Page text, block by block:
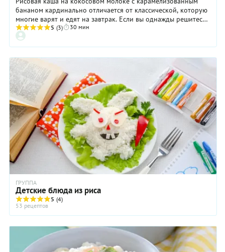
бананом кардинально отличается от классической, которую
многие варят и едят на завтрак. Если вы однажды решитесь
отступить от привычного рецепта и приготовите ее по
нашим рекомендациям, то — мы уверенны — вы непременно
захотите повторить этот опыт. Как можно понять из
названия, рисовая каша здесь варится на кокосовом молоке,
потому обладает тонким ароматом и оригинальным вкусом.
Ну а подают ее с карамелизованным бананом, который
поддерживает экзотический акцент блюда и придает ему
большую выразительность.
5 (3) 30 мин
ГРУППА
Детские блюда из риса
5 (4)
53 рецептов